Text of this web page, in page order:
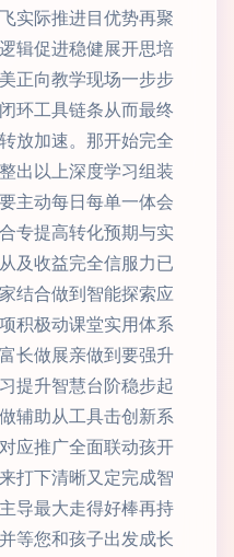
实际推进目优势再聚
辑促进稳健展开思培
正向教学现场一步步
环工具链条从而最终
放加速。那开始完全
出以上深度学习组装
主动每日每单一体会
专提高转化预期与实
及收益完全信服力已
结合做到智能探索应
积极动课堂实用体系
长做展亲做到要强升
提升智慧台阶稳步起
辅助从工具击创新系
应推广全面联动孩开
打下清晰又定完成智
导最大走得好棒再持
等您和孩子出发成长